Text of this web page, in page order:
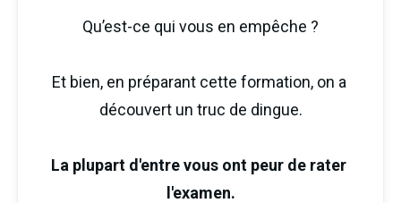
Qu’est-ce qui vous en empêche ?
Et bien, en préparant cette formation, on a
découvert un truc de dingue.
La plupart d'entre vous ont peur de rater
l'examen.